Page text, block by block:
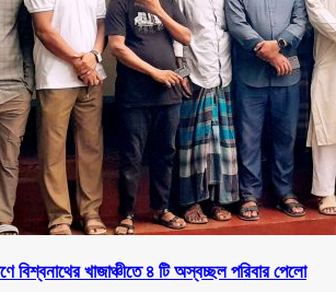
বিশ্বনাথের খাজাঞ্চীতে ৪ টি অস্বচ্ছল পরিবার পেলো